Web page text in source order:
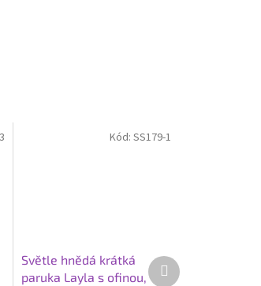
Světle hnědá krátká
paruka Layla s ofinou,
Kód: SS179-1
Další
produkt